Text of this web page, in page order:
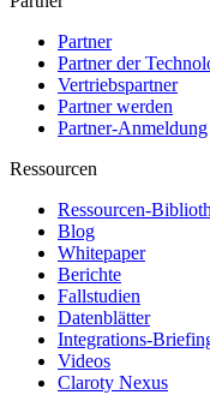
Partner
Partner der
Vertriebspartner
Partner werden
Partner-Anmeldung
Ressourcen
Ressourcen-
Blog
Whitepaper
Berichte
Fallstudien
Datenblätter
Integrations-
Videos
Claroty Nexus